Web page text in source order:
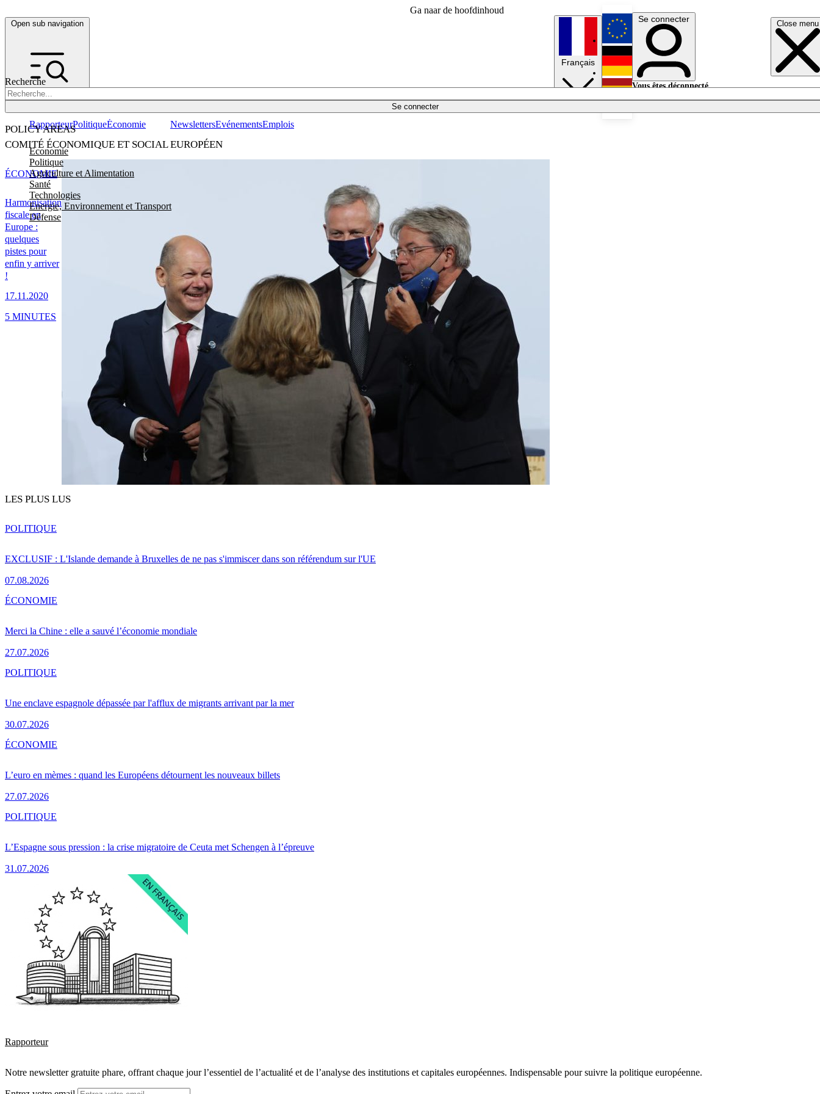
Ga naar de hoofdinhoud
Open sub navigation Close menu
Recherche
Se connecter
POLICY AREAS
Economie
Politique
Agriculture et Alimentation
Santé
Technologies
Energie, Environnement et Transport
Défense
RapporteurPolitiqueÉconomie NewslettersEvénementsEmplois
Français
English
Deutsch
Se connecter
Vous êtes déconnecté.
COMITÉ ÉCONOMIQUE ET SOCIAL EUROPÉEN
Harmonisation
fiscale en
Europe :
quelques
pistes pour
enfin y arriver
!
17.11.2020
ÉCONOMIE
5 MINUTES
LES PLUS LUS
EXCLUSIF : L'Islande demande à Bruxelles de ne pas s'immiscer dans son référendum sur l'UE
07.08.2026
POLITIQUE
Merci la Chine : elle a sauvé l’économie mondiale
27.07.2026
ÉCONOMIE
Une enclave espagnole dépassée par l'afflux de migrants arrivant par la mer
30.07.2026
POLITIQUE
L’euro en mèmes : quand les Européens détournent les nouveaux billets
27.07.2026
ÉCONOMIE
L’Espagne sous pression : la crise migratoire de Ceuta met Schengen à l’épreuve
31.07.2026
POLITIQUE
Rapporteur
Notre newsletter gratuite phare, offrant chaque jour l’essentiel de l’actualité et de l’analyse des institutions et capitales européennes. Indispensable pour suivre la politique européenne.